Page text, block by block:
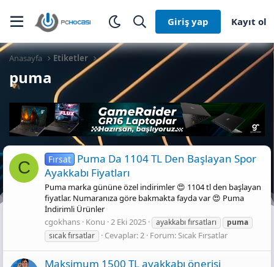
Giriş yap Kayıt ol
Anasayfa Etiketler
puma
C Fırsat Puma Da 1104 TL Den Başlayan Spor
Ayakkabı Fiyatları
Puma marka gününe özel indirimler 😍 1104 tl den başlayan
fiyatlar. Numaranıza göre bakmakta fayda var 😍 Puma
İndirimli Ürünler
cgokhans Konu 2 Eki 2025 ayakkabı fırsatları
puma
sıcak fırsatlar
Cevaplar: 2 Forum:Sıcak Fırsatlar
Maksimum 1500 TL ayakkabı önerisi